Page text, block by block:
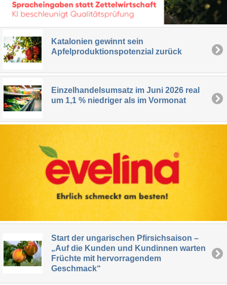
Katalonien gewinnt sein
Apfelproduktionspotenzial zurück
Einzelhandelsumsatz im Juni 2026 real
um 1,1 % niedriger als im Vormonat
Start der ungarischen Pfirsichsaison –
„Auf die Kunden und Kundinnen warten
Früchte mit hervorragendem
Geschmack“